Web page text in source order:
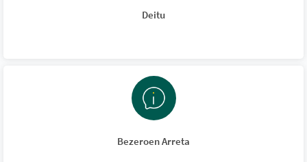
Deitu
Bezeroen Arreta